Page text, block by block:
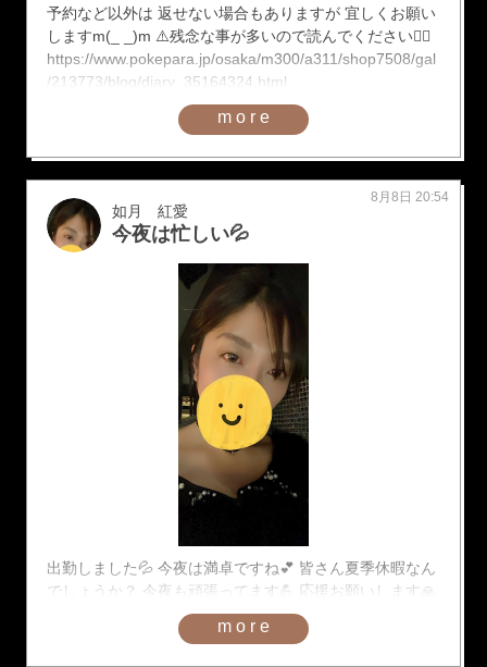
予約など以外は 返せない場合もありますが 宜しくお願い
しますm(_ _)m ⚠️残念な事が多いので読んでください🙇‍♀️
https://www.pokepara.jp/osaka/m300/a311/shop7508/gal
/213773/blog/diary_35164324.html
more
如月 紅愛
今夜は忙しい💦
8月8日 20:54
出勤しました💦 今夜は満卓ですね💕︎ 皆さん夏季休暇なん
でしょうか？ 今夜も頑張ってます💪 応援お願いします🙏
more